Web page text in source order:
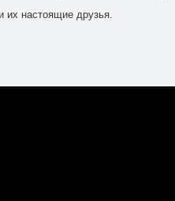
их настоящие друзья.